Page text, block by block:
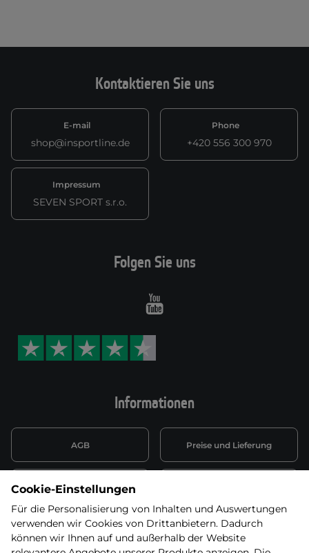
Kontaktieren Sie uns
E-mail
shop@insportline.de
Phone
+420 556 300 970
Impressum
SEVEN SPORT s.r.o.
Informationen
AGB Preise und Lieferung
Datenschutzerklärung
Wiederufsbelehrung mit Link
zum Formular
Batterieentsorgung
Folgen Sie uns
Youtube
Cookie-Einstellungen
Für die Personalisierung von Inhalten und Auswertungen
verwenden wir Cookies von Drittanbietern. Dadurch
können wir Ihnen auf und außerhalb der Website